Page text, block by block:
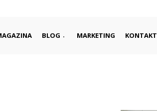
BLOG MARKETING KONTAKT